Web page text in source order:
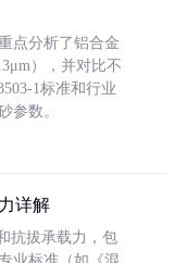
点分析了铝合金
），并对比不
1标准和行业
参数。
详解
抗拔承载力，包